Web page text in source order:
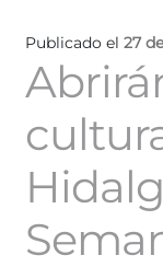
Publicado el 27